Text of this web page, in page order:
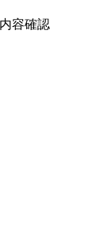
容確認